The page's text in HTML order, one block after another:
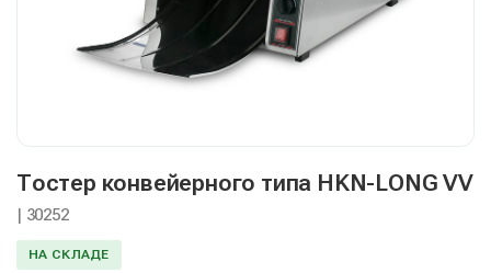
Тостер конвейерного типа HKN-LONG VV
| 30252
НА СКЛАДЕ